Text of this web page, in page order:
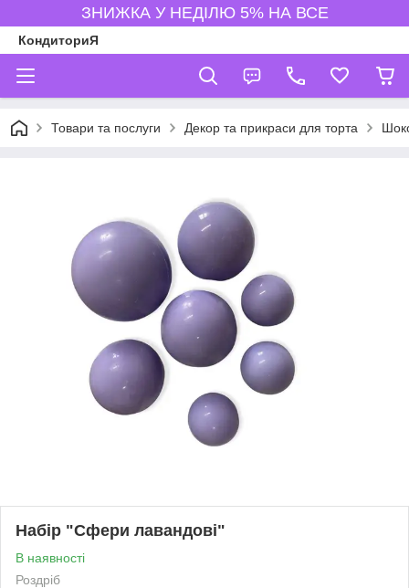
ЗНИЖКА У НЕДІЛЮ 5% НА ВСЕ
КондиториЯ
Товари та послуги Декор та прикраси для торта
Набір "Сфери лавандові"
В наявності
Роздріб